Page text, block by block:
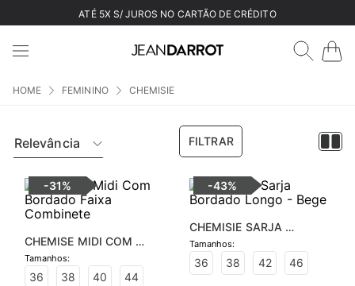
ATÉ 5X S/ JUROS NO CARTÃO DE CRÉDITO
FEMININO CHEMISIE
Relevância FILTRAR
-31%
CHEMISE MIDI COM
BORDADO FAIXA
COMBINETE
36 38 40 44
-43%
CHEMISIE SARJA
BORDADO LONGO - BEGE
36
38 42 46